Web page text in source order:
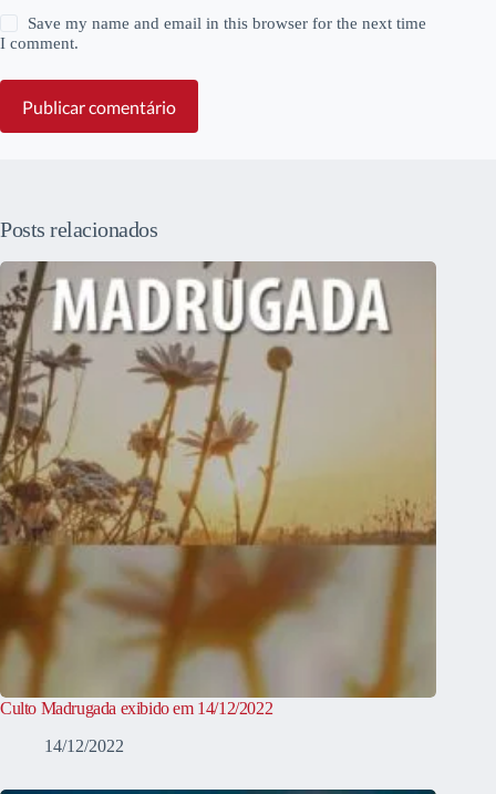
Save my name and email in this browser for the next time
I comment.
Publicar comentário
Posts relacionados
Culto Madrugada exibido em 14/12/2022
14/12/2022